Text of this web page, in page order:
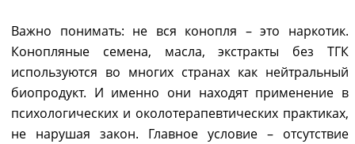
Важно понимать: не вся конопля – это наркотик.
Конопляные семена, масла, экстракты без ТГК
используются во многих странах как нейтральный
биопродукт. И именно они находят применение в
психологических и околотерапевтических практиках,
не нарушая закон. Главное условие – отсутствие